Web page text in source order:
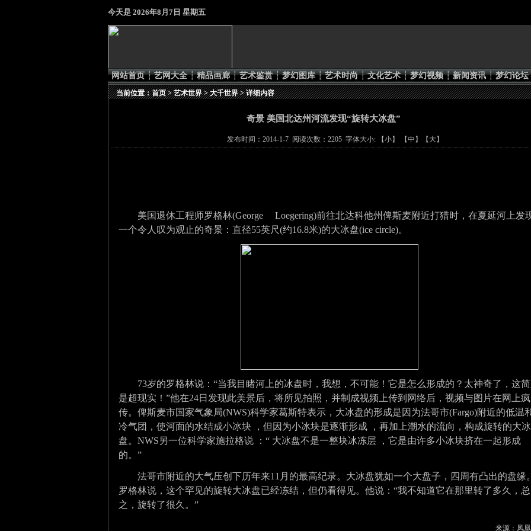
今天是 2026年8月7日 星期五
网站首页 ┆ 艺网大全 ┆ 精品画廊 ┆ 艺术鉴赏 ┆ 梦幻图库 ┆ 艺术时尚 ┆ 文化艺术 ┆ 梦幻视频 ┆ 新闻资讯 ┆ 梦幻论坛
当前位置：首页>艺术世界>大千世界> 详细内容
奇景 美国北达州河流发现“旋转大冰盘”
发布时间：2014-1-7 阅读次数：2205 字体大小: 【小】 【中 】【 大】
美国退休工程师罗格林(George Loegering)前往北达科他州俾斯麦附近打猎时，在夏延河 上发
一个令人叹为观止的奇景：直径55英尺(约16.8米)的大冰盘(ice circle)。
73岁的罗格林说：“当我目睹河上的冰盘时，我想，不可能！它是怎么形成的？太神奇了，这
是超现实！”他在24日发现此美景后，将所见拍照，并制成视频上传到网络后，视频与图片在网上疯
传。 俾斯麦市国家气象局(NWS)科学家葛斯特表示，大冰盘的形成是因为法哥市(Fargo)附近的低温
冷气团，使河面的水结成小冰块 ，但因为小冰块是逐渐形成 ，再加上潮水的流向，构成旋转的大冰
盘。 NWS另一位科学家施拉格说 ：“ 大冰盘不是一整块冰冻层 ，它是由许多小冰块挤在一起形成
的。”
法哥市附近的大气压创下历年来11 月的最高纪录。大冰盘犹如一个大盘子，四周有凸出的盘缘。
罗格林说，这个罕见的旋转大冰盘已经冻结，但仍看得见。他说：“我不知道它在那里转了多久，总
之，旋转了很久。”
来源：凤